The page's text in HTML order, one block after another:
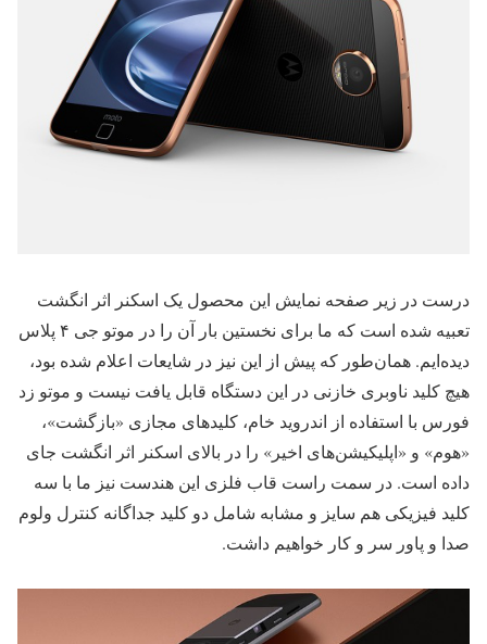
درست در زیر صفحه نمایش این محصول یک اسکنر اثر انگشت
تعبیه شده است که ما برای نخستین بار آن را در موتو جی ۴ پلاس
دیده‌ایم. همان‌طور که پیش از این نیز در شایعات اعلام شده بود،
هیچ کلید ناوبری خازنی در این دستگاه قابل یافت نیست و موتو زد
فورس با استفاده از اندروید خام، کلیدهای مجازی «بازگشت»،
«هوم» و «اپلیکیشن‌های اخیر» را در بالای اسکنر اثر انگشت جای
داده است. در سمت راست قاب فلزی این هندست نیز ما با سه
کلید فیزیکی هم سایز و مشابه شامل دو کلید جداگانه کنترل ولوم
صدا و پاور سر و کار خواهیم داشت.